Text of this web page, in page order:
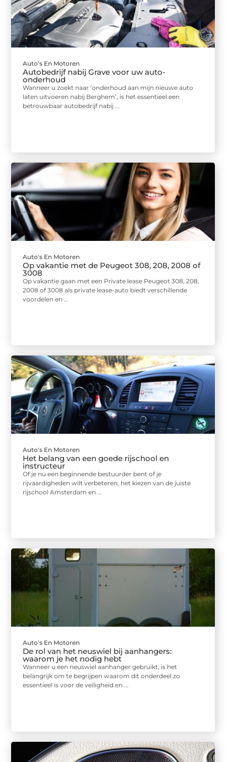
Auto's En Motoren
Autobedrijf nabij Grave voor uw auto-
onderhoud
Wanneer u zoekt naar ‘onderhoud aan mijn nieuwe auto
laten uitvoeren nabij Berghem’, is het essentieel een
betrouwbaar autobedrijf nabij ...
Auto's En Motoren
Op vakantie met de Peugeot 308, 208, 2008 of
3008
Op vakantie gaan met een Private lease Peugeot 308, 208,
2008 of 3008 als private lease-auto biedt verschillende
voordelen en ...
Auto's En Motoren
Het belang van een goede rijschool en
instructeur
Of je nu een beginnende bestuurder bent of je
rijvaardigheden wilt verbeteren, het kiezen van de juiste
rijschool Amsterdam en ...
Auto's En Motoren
De rol van het neuswiel bij aanhangers:
waarom je het nodig hebt
Wanneer u een neuswiel aanhanger gebruikt, is het
belangrijk om te begrijpen waarom dit onderdeel zo
essentieel is voor de veiligheid en ...